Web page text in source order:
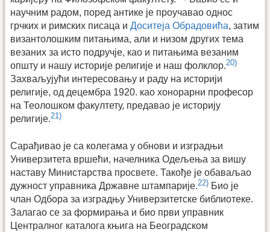
научним радом, поред антике је проучавао однос
грчких и римских писаца и Доситеја Обрадовића, затим
византолошким питањима, али и низом других тема
везаних за исто подручје, као и питањима везаним
општу и нашу историје религије и наш фолклор.20)
Захваљујући интересовању и раду на историји
религије, од децембра 1920. као хонорарни професор
на Теолошком факултету, предавао је историју
религије.21)
Сарађивао је са колегама у обнови и изградњи
Универзитета вршећи, начелника Одељења за вишу
наставу Министарства просвете. Такође је обаваљао
дужност управника Државне штампарије.22) Био је
члан Одбора за изградњу Универзитетске библиотеке.
Залагао се за формирања и био први управник
Централног каталога књига на Београдском